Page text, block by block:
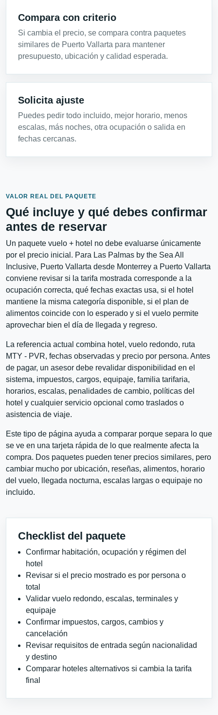
Compara con criterio
Si cambia el precio, se compara contra paquetes
similares de Puerto Vallarta para mantener
presupuesto, ubicación y calidad esperada.
Solicita ajuste
Puedes pedir todo incluido, mejor horario, menos
escalas, más noches, otra ocupación o salida en
fechas cercanas.
VALOR REAL DEL PAQUETE
Qué incluye y qué debes confirmar
antes de reservar
Un paquete vuelo + hotel no debe evaluarse únicamente
por el precio inicial. Para Las Palmas by the Sea All
Inclusive, Puerto Vallarta desde Monterrey a Puerto Vallarta
conviene revisar si la tarifa mostrada corresponde a la
ocupación correcta, qué fechas exactas usa, si el hotel
mantiene la misma categoría disponible, si el plan de
alimentos coincide con lo esperado y si el vuelo permite
aprovechar bien el día de llegada y regreso.
La referencia actual combina hotel, vuelo redondo, ruta
MTY - PVR, fechas observadas y precio por persona. Antes
de pagar, un asesor debe revalidar disponibilidad en el
sistema, impuestos, cargos, equipaje, familia tarifaria,
horarios, escalas, penalidades de cambio, políticas del
hotel y cualquier servicio opcional como traslados o
asistencia de viaje.
Este tipo de página ayuda a comparar porque separa lo que
se ve en una tarjeta rápida de lo que realmente afecta la
compra. Dos paquetes pueden tener precios similares, pero
cambiar mucho por ubicación, reseñas, alimentos, horario
del vuelo, llegada nocturna, escalas largas o equipaje no
incluido.
Checklist del paquete
Confirmar habitación, ocupación y régimen del
hotel
Revisar si el precio mostrado es por persona o
total
Validar vuelo redondo, escalas, terminales y
equipaje
Confirmar impuestos, cargos, cambios y
cancelación
Revisar requisitos de entrada según nacionalidad
y destino
Comparar hoteles alternativos si cambia la tarifa
final